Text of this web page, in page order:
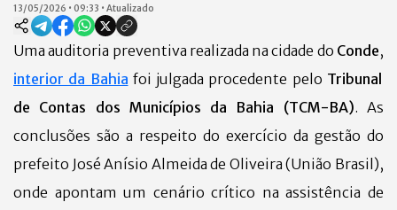
13/05/2026 • 09:33 • Atualizado
Uma auditoria preventiva realizada na cidade do Conde,
interior da Bahia foi julgada procedente pelo Tribunal
de Contas dos Municípios da Bahia (TCM-BA). As
conclusões são a respeito do exercício da gestão do
prefeito José Anísio Almeida de Oliveira (União Brasil),
onde apontam um cenário crítico na assistência de